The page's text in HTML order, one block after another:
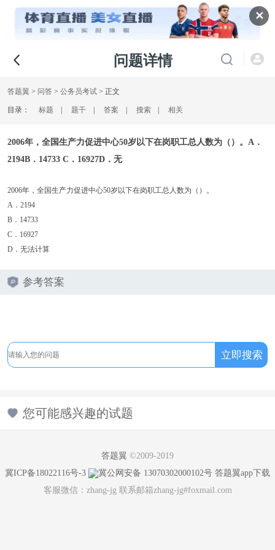
✕
问题详情
答题翼> 问答 > 公务员考试> 正文
目录： 标题 | 题干 | 答案 | 搜索 | 相关
2006年，全国生产力促进中心50岁以下在岗职工总人数为（）。A．
2194B．14733 C．16927D．无
2006年，全国生产力促进中心50岁以下在岗职工总人数为（）。
A．2194
B．14733
C．16927
D．无法计算
参考答案
您可能感兴趣的试题
答题翼 ©2009-2019
冀ICP备18022116号-3
冀公网安备 13070302000102号 答题翼app下载
客服微信：zhang-jg 联系邮箱zhang-jg#foxmail.com